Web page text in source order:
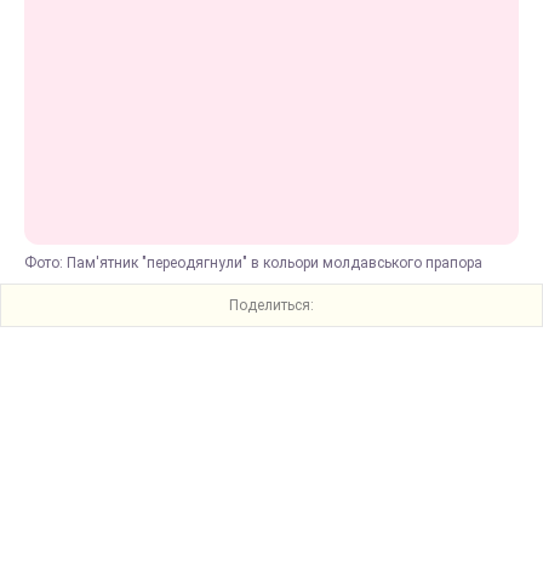
Фото: Пам'ятник "переодягнули" в кольори молдавського прапора
Поделиться: